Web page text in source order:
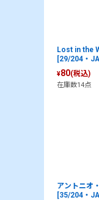
Lost in the
[29/204・
¥80(税込)
在庫数14点
アントニオ
[35/204・